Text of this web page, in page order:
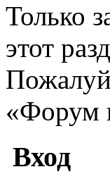
Только
этот
«Форум
Вход